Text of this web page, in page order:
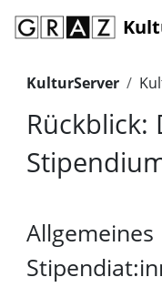
KulturServer
Rückblick:
Allgemeines